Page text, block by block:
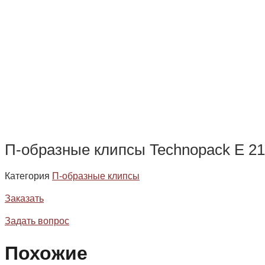
П-образные клипсы Technopack E
Категория П-образные клипсы
Заказать
Задать вопрос
Похожие